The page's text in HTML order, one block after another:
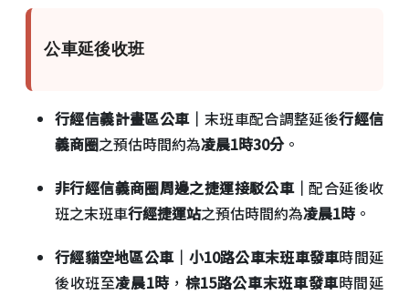
公車延後收班
行經信義計畫區公車｜ 末班車配合調整延後行經信
義商圈之預估時間約為凌晨1時30分。
非行經信義商圈周邊之捷運接駁公車｜配合延後收
班之末班車行經捷運站之預估時間約為凌晨1時 。
行經貓空地區公車｜小10路公車末班車發車時間延
後收班至凌晨1時 ， 棕15路公車末班車發車時間延